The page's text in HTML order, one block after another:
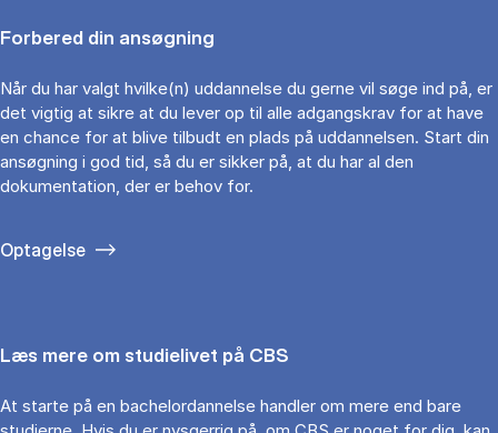
Forbered din ansøgning
Når du har valgt hvilke(n) uddannelse du gerne vil søge ind på, er
det vigtig at sikre at du lever op til alle adgangskrav for at have
en chance for at blive tilbudt en plads på uddannelsen. Start din
ansøgning i god tid, så du er sikker på, at du har al den
dokumentation, der er behov for.
Optagelse
Læs mere om studielivet på CBS
At starte på en bachelordannelse handler om mere end bare